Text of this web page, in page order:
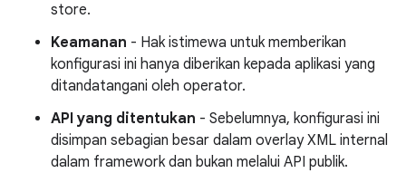
store.
Keamanan - Hak istimewa untuk memberikan
konfigurasi ini hanya diberikan kepada aplikasi yang
ditandatangani oleh operator.
API yang ditentukan - Sebelumnya, konfigurasi ini
disimpan sebagian besar dalam overlay XML internal
dalam framework dan bukan melalui API publik.